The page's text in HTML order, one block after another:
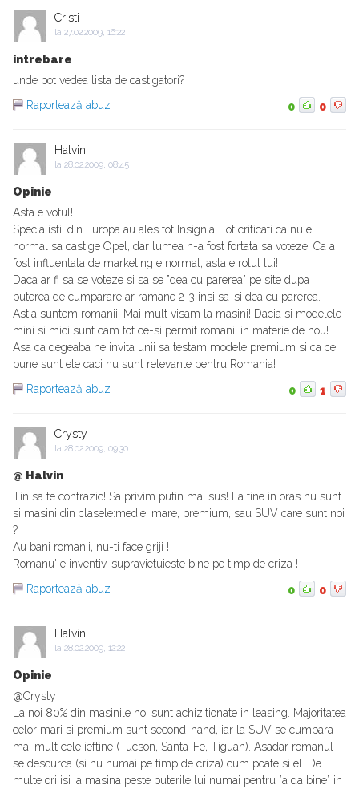
Cristi
la 27.02.2009, 16:22
intrebare
unde pot vedea lista de castigatori?
Raportează abuz
0 0
Halvin
la 28.02.2009, 08:45
Opinie
Asta e votul!
Specialistii din Europa au ales tot Insignia! Tot criticati ca nu e
normal sa castige Opel, dar lumea n-a fost fortata sa voteze! Ca a
fost influentata de marketing e normal, asta e rolul lui!
Daca ar fi sa se voteze si sa se ”dea cu parerea” pe site dupa
puterea de cumparare ar ramane 2-3 insi sa-si dea cu parerea.
Astia suntem romanii! Mai mult visam la masini! Dacia si modelele
mini si mici sunt cam tot ce-si permit romanii in materie de nou!
Asa ca degeaba ne invita unii sa testam modele premium si ca ce
bune sunt ele caci nu sunt relevante pentru Romania!
Raportează abuz
0 1
Crysty
la 28.02.2009, 09:30
@ Halvin
Tin sa te contrazic! Sa privim putin mai sus! La tine in oras nu sunt
si masini din clasele:medie, mare, premium, sau SUV care sunt noi
?
Au bani romanii, nu-ti face griji !
Romanu' e inventiv, supravietuieste bine pe timp de criza !
Raportează abuz
0 0
Halvin
la 28.02.2009, 12:22
Opinie
@Crysty
La noi 80% din masinile noi sunt achizitionate in leasing. Majoritatea
celor mari si premium sunt second-hand, iar la SUV se cumpara
mai mult cele ieftine (Tucson, Santa-Fe, Tiguan). Asadar romanul
se descurca (si nu numai pe timp de criza) cum poate si el. De
multe ori isi ia masina peste puterile lui numai pentru ”a da bine” in